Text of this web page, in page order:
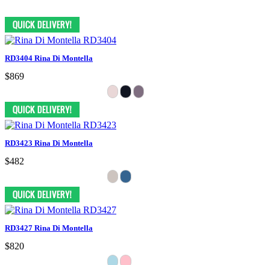
RD3404 Rina Di Montella
$869
RD3423 Rina Di Montella
$482
RD3427 Rina Di Montella
$820